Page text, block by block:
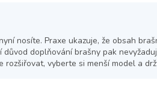
nosíte. Praxe ukazuje, že obsah
doplňování brašny pak
vyberte si menší model a